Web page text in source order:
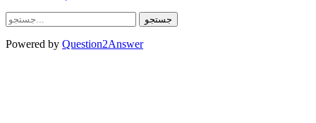
Powered by Question2Answer